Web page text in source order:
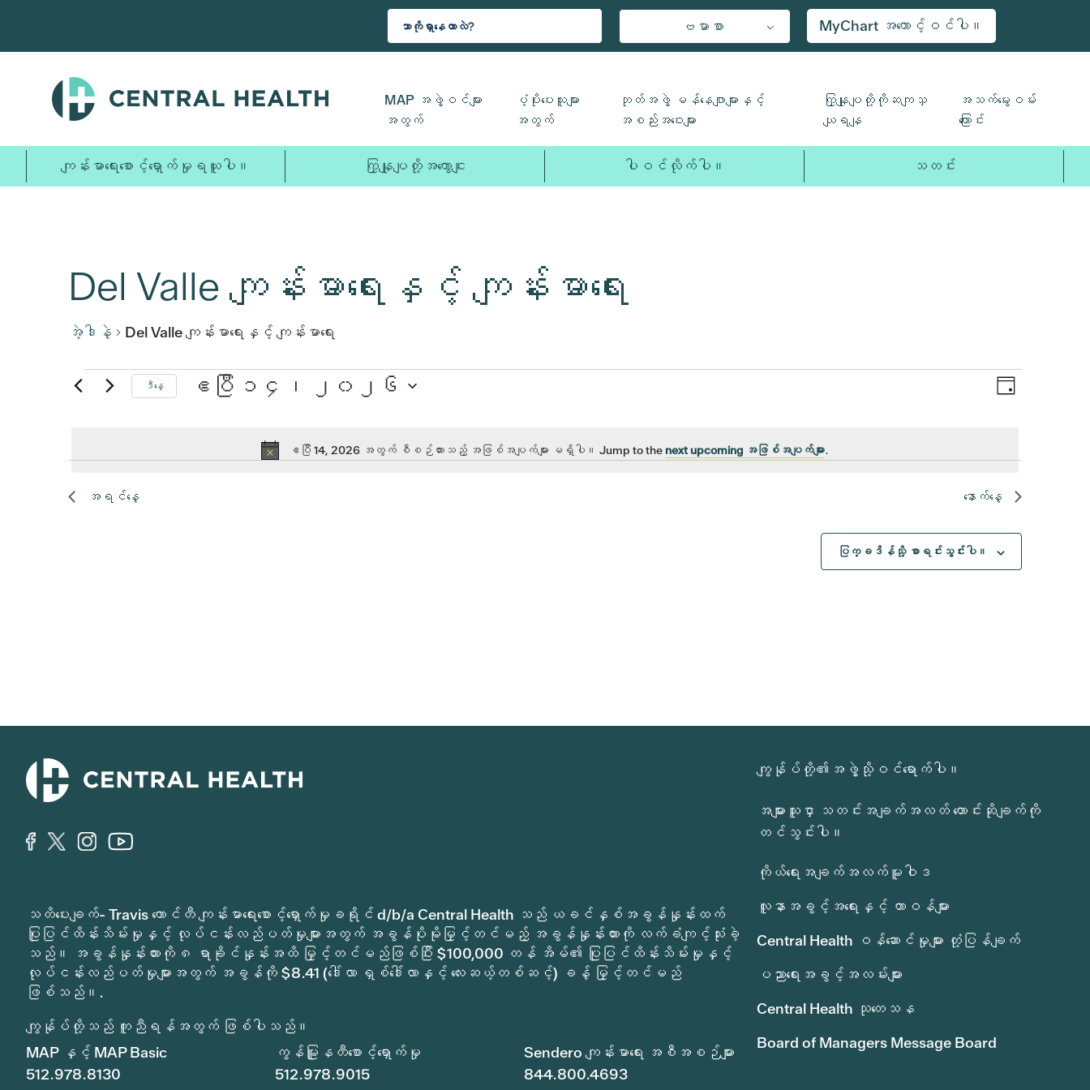
သို့
ပါ။
ဗမာစာ MyChart အကောင့်ဝင်ပါ။
MAP အဖွဲ့ဝင်များ
အတွက်
ပံ့ပိုးပေးသူများ
အတွက်
ဘုတ်အဖွဲ့ မန်နေဂျာများနှင့်
အစည်းအဝေးများ
ကြှနျုပျတို့ကိုဆကျသှ
ယျရနျ
အသက်မွေးဝမ်း
ကြောင်း
ကျန်းမာရေးစောင့်ရှောက်မှုရယူပါ။ ကြှနျုပျတို့အကွောငျး ပါဝင်လိုက်ပါ။ သတင်း
Del Valle ကျန်းမာရေးနှင့် ကျန်းမာရေး
အဲ့ဒါနဲ့ Del Valle ကျန်းမာရေးနှင့် ကျန်းမာရေး
ဧပြီ
2026
အတွက်
သတိထား
ဧပြီ 14, 2026 အတွက် စီစဉ်ထားသည့် အဖြစ်အပျက်များ မရှိပါ။ Jump to the next upcoming အဖြစ်အပျက်များ.
Views
ပွဲ
နေ့
ဒီနေ့ ဧပြီ ၁၄၊ ၂၀၂၆
အရင်နေ့
နောက်နေ့
ပြက္ခဒိန်သို့ စာရင်းသွင်းပါ။
သတိပေးချက်- Travis ကောင်တီ ကျန်းမာရေးစောင့်ရှောက်မှုခရိုင် d/b/a Central Health သည် ယခင်နှစ်အခွန်နှုန်းထက်
ပြုပြင်ထိန်းသိမ်းမှုနှင့် လုပ်ငန်းလည်ပတ်မှုများအတွက် အခွန်ပိုမိုမြှင့်တင်မည့် အခွန်နှုန်းထားကို လက်ခံကျင့်သုံးခဲ့
သည်။ အခွန်နှုန်းထားကို ၈ ရာခိုင်နှုန်းအထိ မြှင့်တင်မည်ဖြစ်ပြီး $100,000 တန် အိမ်၏ ပြုပြင်ထိန်းသိမ်းမှုနှင့်
လုပ်ငန်းလည်ပတ်မှုများအတွက် အခွန်ကို $8.41 (ဒေါ်လာ ရှစ်ဒေါ်လာနှင့် လေးဆယ့်တစ်ဆင့်) ခန့် မြှင့်တင်မည်
ဖြစ်သည်။.
ကျွန်ုပ်တို့သည် ကူညီရန်အတွက် ဖြစ်ပါသည်။
MAP နှင့် MAP Basic
512.978.8130
ကွန်မြူနတီစောင့်ရှောက်မှု
512.978.9015
Sendero ကျန်းမာရေး အစီအစဉ်များ
844.800.4693
ကျွန်ုပ်တို့၏အဖွဲ့သို့ဝင်ရောက်ပါ။
အများသူငှာ သတင်းအချက်အလတ် တောင်းဆိုချက်ကို
တင်သွင်းပါ။
ကိုယ်ရေးအချက်အလက်မူဝါဒ
လူနာအခွင့်အရေးနှင့် တာဝန်များ
Central Health ဝန်ဆောင်မှုများ တုံ့ပြန်ချက်
ပညာရေးအခွင့်အလမ်းများ
Central Health သုတေသန
Board of Managers Message Board